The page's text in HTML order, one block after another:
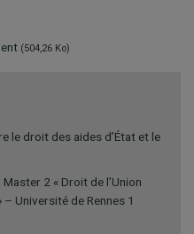
(504,26 Ko)
le droit des aides d’État et le
Master 2 « Droit de l’Union
Université de Rennes 1